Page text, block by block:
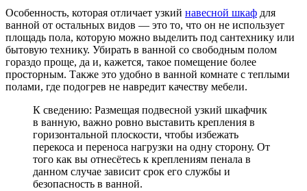
Особенность, которая отличает узкий навесной шкаф для
ванной от остальных видов — это то, что он не использует
площадь пола, которую можно выделить под сантехнику или
бытовую технику. Убирать в ванной со свободным полом
гораздо проще, да и, кажется, такое помещение более
просторным. Также это удобно в ванной комнате с теплыми
полами, где подогрев не навредит качеству мебели.
К сведению: Размещая подвесной узкий шкафчик
в ванную, важно ровно выставить крепления в
горизонтальной плоскости, чтобы избежать
перекоса и переноса нагрузки на одну сторону. От
того как вы отнесётесь к креплениям пенала в
данном случае зависит срок его службы и
безопасность в ванной.